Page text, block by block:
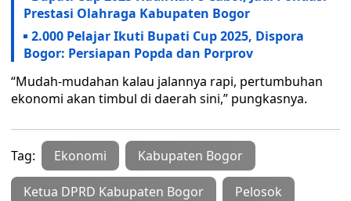
Prestasi Olahraga Kabupaten Bogor
2.000 Pelajar Ikuti Bupati Cup 2025, Dispora
Bogor: Persiapan Popda dan Porprov
“Mudah-mudahan kalau jalannya rapi, pertumbuhan
ekonomi akan timbul di daerah sini,” pungkasnya.
Tag: Ekonomi Kabupaten Bogor
Ketua DPRD Kabupaten Bogor Pelosok